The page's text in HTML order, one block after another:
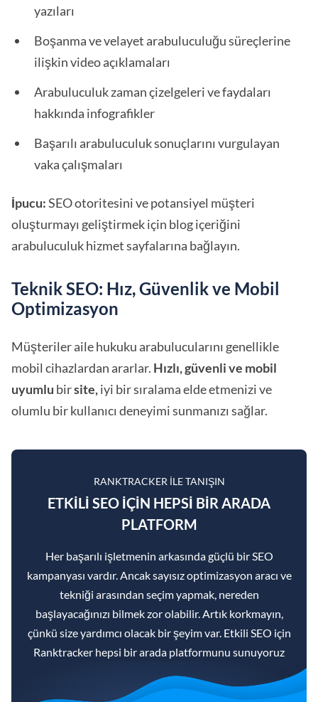
yazıları
Boşanma ve velayet arabuluculuğu süreçlerine
ilişkin video açıklamaları
Arabuluculuk zaman çizelgeleri ve faydaları
hakkında infografikler
Başarılı arabuluculuk sonuçlarını vurgulayan
vaka çalışmaları
İpucu:SEO otoritesini ve potansiyel müşteri
oluşturmayı geliştirmek için blog içeriğini
arabuluculuk hizmet sayfalarına bağlayın.
Teknik SEO: Hız, Güvenlik ve Mobil
Optimizasyon
Müşteriler aile hukuku arabulucularını genellikle
mobil cihazlardan ararlar. Hızlı, güvenli ve mobil
uyumlu birsite,iyi bir sıralama elde etmenizi ve
olumlu bir kullanıcı deneyimi sunmanızı sağlar.
RANKTRACKER ILE TANIŞIN
ETKILI SEO IÇIN HEPSI BIR ARADA
PLATFORM
Her başarılı işletmenin arkasında güçlü bir SEO
kampanyası vardır. Ancak sayısız optimizasyon aracı ve
tekniği arasından seçim yapmak, nereden
başlayacağınızı bilmek zor olabilir. Artık korkmayın,
çünkü size yardımcı olacak bir şeyim var. Etkili SEO için
Ranktracker hepsi bir arada platformunu sunuyoruz